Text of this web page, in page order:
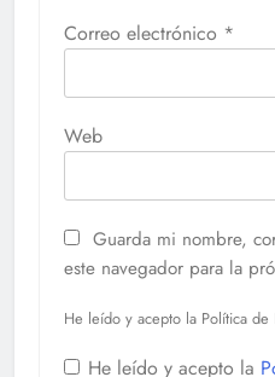
Correo electrónico *
Web
Guarda mi nombre,
este navegador para la
He leído y acepto la Política de
He leído y acepto la